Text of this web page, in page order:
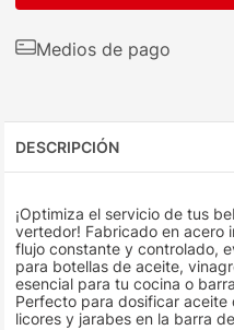
Medios de pago
DESCRIPCIÓN
¡Optimiza el servicio de tus
vertedor! Fabricado en acero
flujo constante y controlado,
para botellas de aceite,
esencial para tu cocina o
Perfecto para dosificar
licores y jarabes en la barra